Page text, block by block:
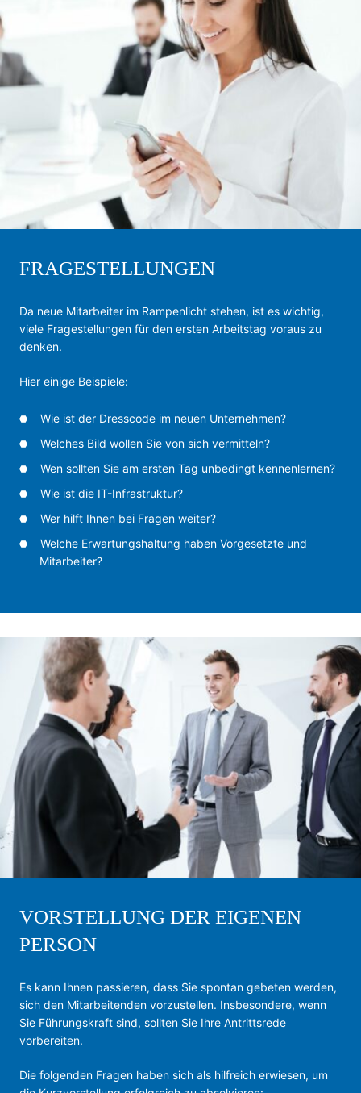
FRAGESTELLUNGEN
Da neue Mitarbeiter im Rampenlicht stehen, ist es wichtig,
viele Fragestellungen für den ersten Arbeitstag voraus zu
denken.
Hier einige Beispiele:
Wie ist der Dresscode im neuen Unternehmen?
Welches Bild wollen Sie von sich vermitteln?
Wen sollten Sie am ersten Tag unbedingt kennenlernen?
Wie ist die IT-Infrastruktur?
Wer hilft Ihnen bei Fragen weiter?
Welche Erwartungshaltung haben Vorgesetzte und
Mitarbeiter?
VORSTELLUNG DER EIGENEN
PERSON
Es kann Ihnen passieren, dass Sie spontan gebeten werden,
sich den Mitarbeitenden vorzustellen. Insbesondere, wenn
Sie Führungskraft sind, sollten Sie Ihre Antrittsrede
vorbereiten.
Die folgenden Fragen haben sich als hilfreich erwiesen, um